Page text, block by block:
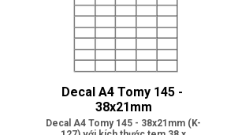
Decal A4 Tomy 145 -
38x21mm
Decal A4 Tomy 145 - 38x21mm (K-